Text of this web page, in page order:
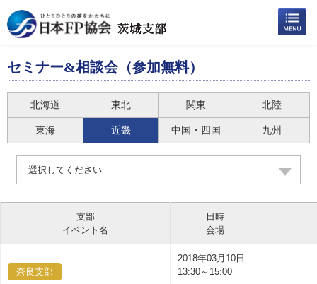
セミナー&相談会（参加無料）
北海道 東北 関東 北陸
東海 近畿 中国・四国 九州
選択してください
支部
イベント名
日時
会場
奈良支部
2018年03月10日
13:30～15:00